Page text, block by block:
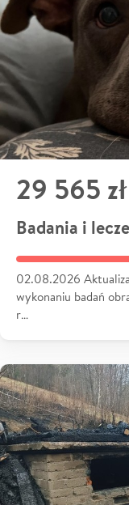
29 565 zł
Badania i
02.08.2026
wykonaniu badań
r…